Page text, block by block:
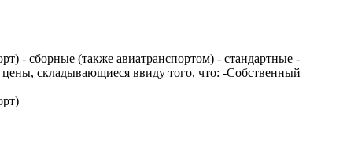
- сборные (также авиатранспортом) - стандартные -
складывающиеся ввиду того, что: -Собственный